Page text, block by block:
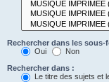
Rechercher dans les sous-
Oui
Non
Rechercher dans :
Le titre des sujets et